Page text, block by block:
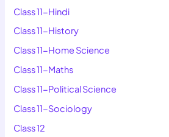
Class 11-Hindi
Class 11-History
Class 11-Home Science
Class 11-Maths
Class 11-Political Science
Class 11-Sociology
Class 12